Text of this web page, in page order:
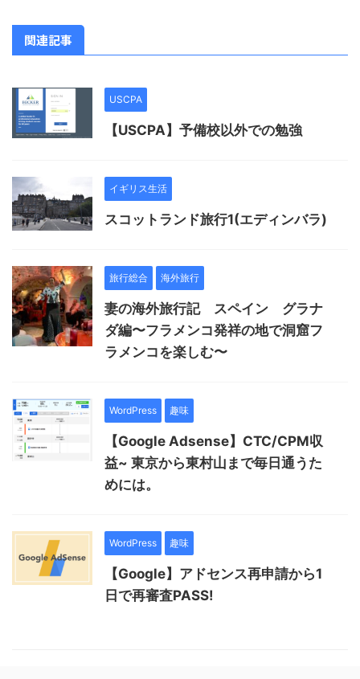
関連記事
USCPA
【USCPA】予備校以外での勉強
イギリス生活
スコットランド旅行1(エディンバラ)
旅行総合 海外旅行
妻の海外旅行記 スペイン グラナ
ダ編〜フラメンコ発祥の地で洞窟フ
ラメンコを楽しむ〜
WordPress 趣味
【Google Adsense】CTC/CPM収
益~ 東京から東村山まで毎日通うた
めには。
WordPress 趣味
【Google】アドセンス再申請から1
日で再審査PASS!